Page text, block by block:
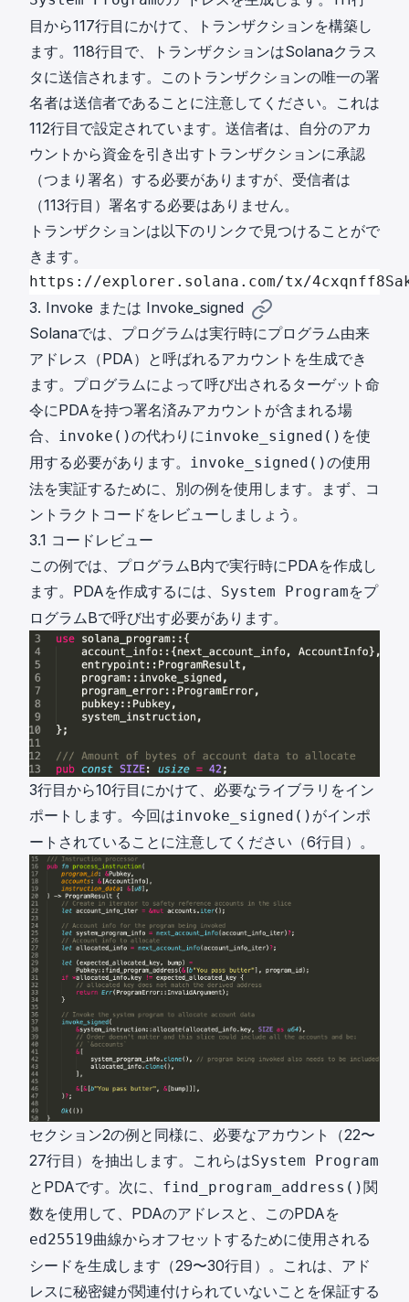
目から117行目にかけて、トランザクションを構築し
ます。118行目で、トランザクションはSolanaクラス
タに送信されます。このトランザクションの唯一の署
名者は送信者であることに注意してください。これは
112行目で設定されています。送信者は、自分のアカ
ウントから資金を引き出すトランザクションに承認
（つまり署名）する必要がありますが、受信者は
（113行目）署名する必要はありません。
トランザクションは以下のリンクで見つけることがで
きます。
https://explorer.solana.com/tx/
3. Invoke または Invoke_signed
Solanaでは、プログラムは実行時にプログラム由来
アドレス（PDA）と呼ばれるアカウントを生成でき
ます。プログラムによって呼び出されるターゲット命
令にPDAを持つ署名済みアカウントが含まれる場
合、 invoke()の代わりにinvoke_signed() を使
用する必要があります。 invoke_signed()の使用
法を実証するために、別の例を使用します。まず、コ
ントラクトコードをレビューしましょう。
3.1 コードレビュー
この例では、プログラムB内で実行時にPDAを作成し
ます。PDAを作成するには、 System Programをプ
ログラムBで呼び出す必要があります。
3行目から10行目にかけて、必要なライブラリをイン
ポートします。今回はinvoke_signed() がインポ
ートされていることに注意してください（6行目）。
セクション2の例と同様に、必要なアカウント（22〜
27行目）を抽出します。これらはSystem Program
とPDAです。次に、 find_program_address()関
数を使用して、PDAのアドレスと、このPDAを
ed25519曲線からオフセットするために使用される
シードを生成します（29〜30行目）。これは、アド
レスに秘密鍵が関連付けられていないことを保証する